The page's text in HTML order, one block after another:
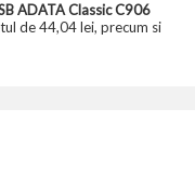
ADATA Classic C906
de 44,04 lei, precum si